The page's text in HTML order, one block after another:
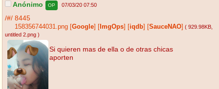
Anónimo OP 07/03/20 07:50
/#/ 8445
158356744031.png [Google] [ ImgOps] [iqdb] [SauceNAO] ( 929.98KB
untitled 2.png )
Si quieren mas de ella o de otras chicas
aporten